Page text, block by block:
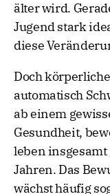
älter wird.
Jugend stark
diese
Doch
automatisch
ab einem
Gesundheit,
leben
Jahren. Das
wächst häufig